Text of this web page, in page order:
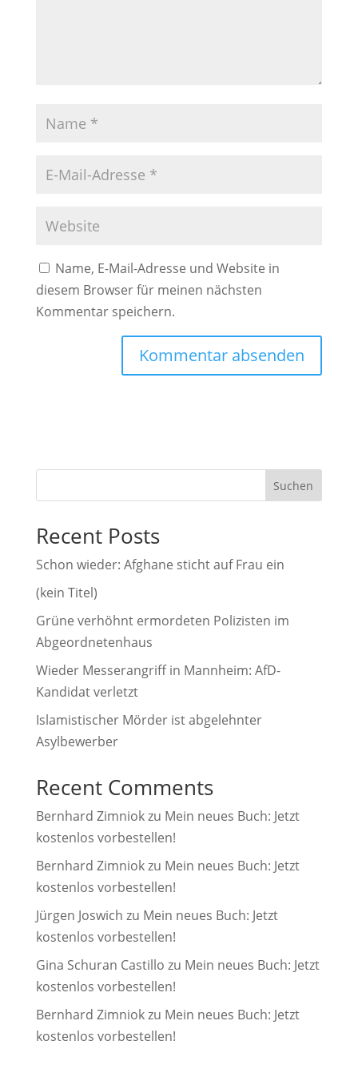
Name, E-Mail-Adresse und Website in
diesem Browser für meinen nächsten
Kommentar speichern.
r
t
i
e
:
Suchen
Recent Posts
Schon wieder: Afghane sticht auf Frau ein
(kein Titel)
Grüne verhöhnt ermordeten Polizisten im
Abgeordnetenhaus
Wieder Messerangriff in Mannheim: AfD-
Kandidat verletzt
Islamistischer Mörder ist abgelehnter
Asylbewerber
Recent Comments
Bernhard Zimniokzu Mein neues Buch: Jetzt
kostenlos vorbestellen!
Bernhard Zimniokzu Mein neues Buch: Jetzt
kostenlos vorbestellen!
Jürgen Joswich zu Mein neues Buch: Jetzt
kostenlos vorbestellen!
Gina Schuran Castillo zu Mein neues Buch: Jetzt
kostenlos vorbestellen!
Bernhard Zimniokzu Mein neues Buch: Jetzt
kostenlos vorbestellen!